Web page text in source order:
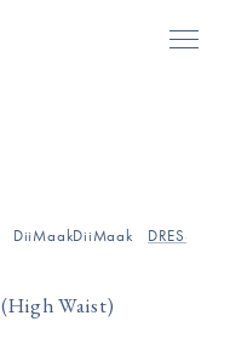
DiiMaakDiiMaak DRESSES/
Waist)